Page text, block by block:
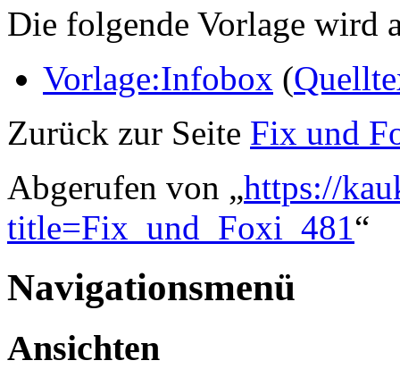
Die folgende Vorlage wird
Vorlage:Infobox (
Zurück zur Seite Fix und
Abgerufen von „https://
title=Fix_und_Foxi_481“
Navigationsmenü
Ansichten